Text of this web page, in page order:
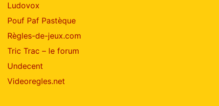
Ludovox
Pouf Paf Pastèque
Règles-de-jeux.com
Tric Trac – le forum
Undecent
Videoregles.net